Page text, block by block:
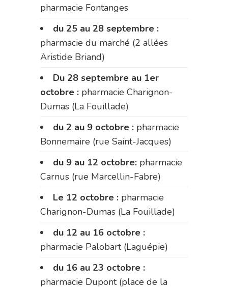
pharmacie Fontanges
du 25 au 28 septembre :
pharmacie du marché (2 allées
Aristide Briand)
Du 28 septembre au 1er
octobre : pharmacie Charignon-
Dumas (La Fouillade)
du 2 au 9 octobre : pharmacie
Bonnemaire (rue Saint-Jacques)
du 9 au 12 octobre: pharmacie
Carnus (rue Marcellin-Fabre)
Le 12 octobre : pharmacie
Charignon-Dumas (La Fouillade)
du 12 au 16 octobre :
pharmacie Palobart (Laguépie)
du 16 au 23 octobre :
pharmacie Dupont (place de la